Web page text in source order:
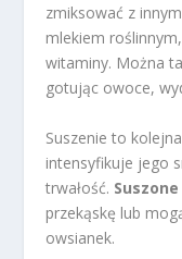
zmiksować z
mlekiem
witaminy. Można
gotując owoce,
Suszenie to
intensyfikuje jego
trwałość.
przekąskę lub
owsianek.